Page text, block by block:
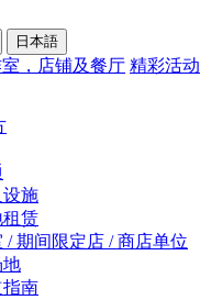
日本語
，店铺及餐厅 精彩活动
施
赁
/ 期间限定店 / 商店单位
地
南